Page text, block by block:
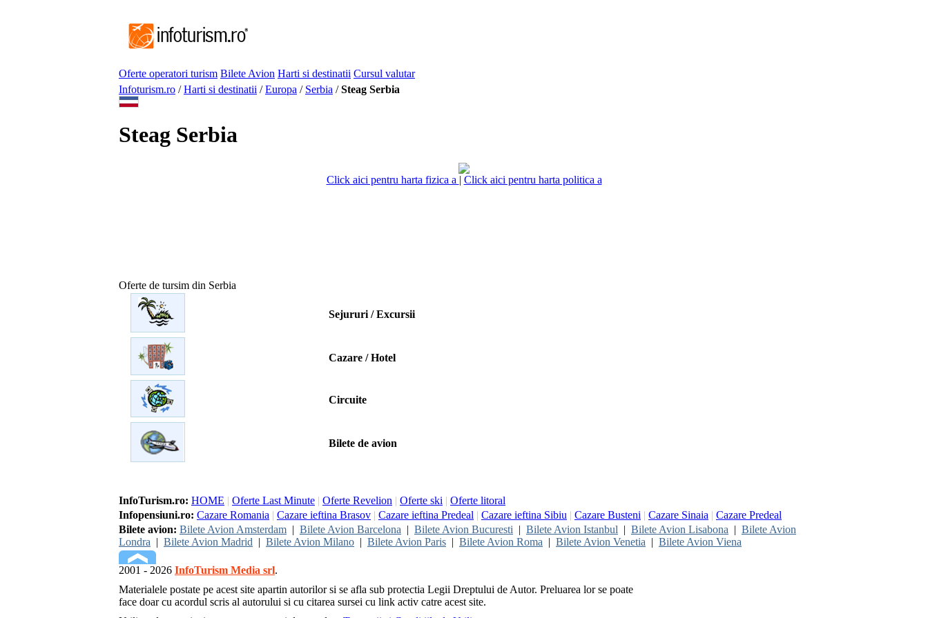
Oferte operatori turism Bilete Avion Harti si destinatii Cursul valutar
Infoturism.ro /Harti si destinatii /Europa / Serbia /Steag Serbia
Steag Serbia
Click aici pentru harta fizica a | Click aici pentru harta politica a
Oferte de tursim din Serbia
Sejururi / Excursii
Cazare / Hotel
Circuite
Bilete de avion
InfoTurism.ro: HOME | Oferte Last Minute | Oferte Revelion | Oferte ski | Oferte litoral
Infopensiuni.ro: Cazare Romania | Cazare ieftina Brasov | Cazare ieftina Predeal | Cazare ieftina Sibiu | Cazare Busteni | Cazare Sinaia | Cazare Predeal
Bilete avion: Bilete Avion Amsterdam | Bilete Avion Barcelona | Bilete Avion Bucuresti | Bilete Avion Istanbul | Bilete Avion Lisabona | Bilete Avion
Londra | Bilete Avion Madrid | Bilete Avion Milano | Bilete Avion Paris | Bilete Avion Roma | Bilete Avion Venetia | Bilete Avion Viena
2001 - 2026 InfoTurism Media srl.
Materialele postate pe acest site apartin autorilor si se afla sub protectia Legii Dreptului de Autor. Preluarea lor se poate
face doar cu acordul scris al autorului si cu citarea sursei cu link activ catre acest site.